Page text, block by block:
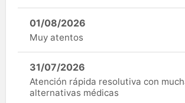
01/08/2026
Muy atentos
31/07/2026
Atención rápida resolutiva con
alternativas médicas